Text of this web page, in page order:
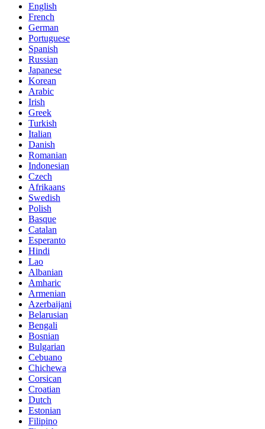
English
French
German
Portuguese
Spanish
Russian
Japanese
Korean
Arabic
Irish
Greek
Turkish
Italian
Danish
Romanian
Indonesian
Czech
Afrikaans
Swedish
Polish
Basque
Catalan
Esperanto
Hindi
Lao
Albanian
Amharic
Armenian
Azerbaijani
Belarusian
Bengali
Bosnian
Bulgarian
Cebuano
Chichewa
Corsican
Croatian
Dutch
Estonian
Filipino